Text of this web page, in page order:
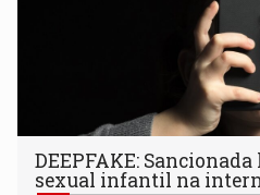
DEEPFAKE:
sexual infantil na